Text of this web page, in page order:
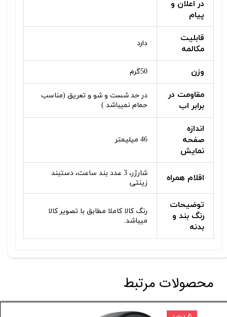
در اعلان و
پیام
قابلیت
مکالمه
دارد
وزن 50گرم
مقاومت در
برابر اب
در حد شست و شو و تعریق (مناسب
حمام نمیباشد )
اندازه
صفحه
نمایش
46 میلیمتر
اقلام همراه
شارژر، 3 عدد بند ساعت، دستبند
زینتی
توضیحات
رنگ بند و
بدنه
رنگ کالا کاملا مطابق با تصویر کالا
میباشد.
محصولات مرتبط